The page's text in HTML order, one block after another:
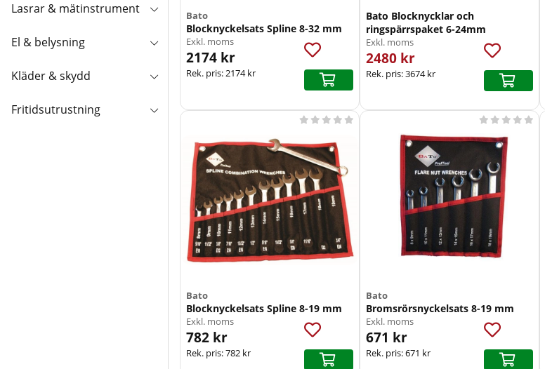
Lasrar & mätinstrument
El & belysning
Kläder & skydd
Fritidsutrustning
Bato
Blocknyckelsats Spline 8-32 mm
Exkl. moms
2174 kr
Rek. pris:2174 kr
Bato Blocknycklar och
ringspärrspaket 6-24mm
Exkl. moms
2480 kr
Rek. pris:3674 kr
Bato
Blocknyckelsats Spline 8-19 mm
    
Exkl. moms
782 kr
Rek. pris:782 kr
Bato
Bromsrörsnyckelsats 8-19 mm
    
Exkl. moms
671 kr
Rek. pris:671 kr